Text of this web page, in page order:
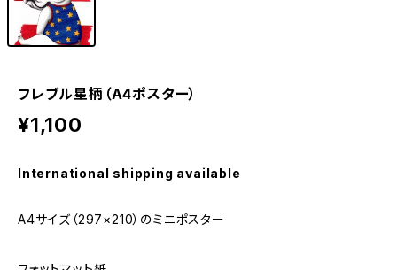
フレブル星柄（A4ポスター）
¥1,100
International shipping available
A4サイズ（297×210）のミニポスター